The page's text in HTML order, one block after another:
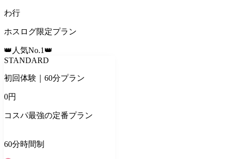
わ行
ホスログ限定プラン
👑人気No.1👑
STANDARD
初回体験｜60分プラン
0円
コスパ最強の定番プラン
60分時間制